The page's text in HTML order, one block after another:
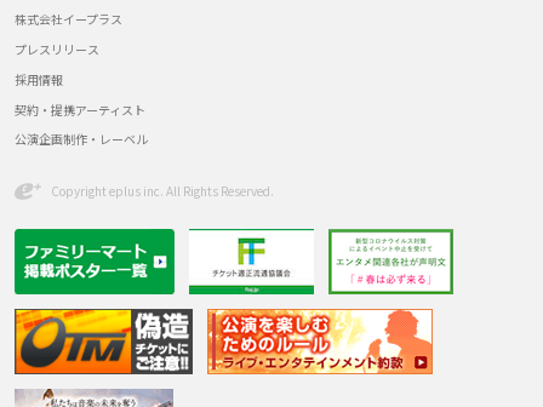
株式会社イープラス
プレスリリース
採用情報
契約・提携アーティスト
公演企画制作・レーベル
Copyright eplus inc. All Rights Reserved.